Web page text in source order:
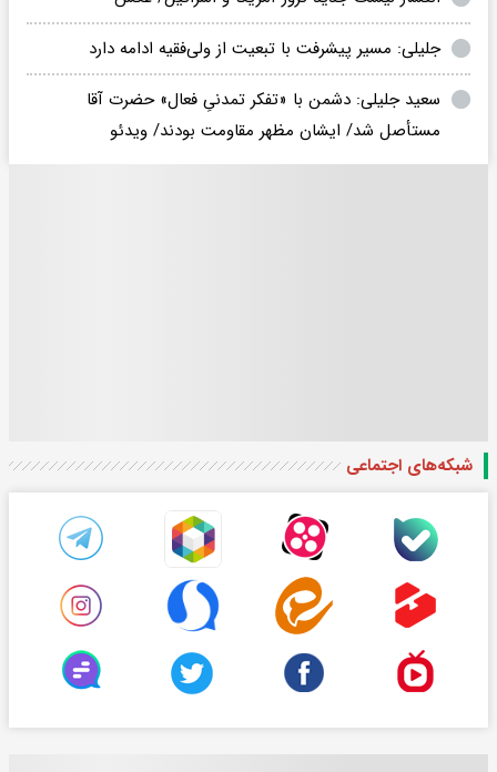
جلیلی: مسیر پیشرفت با تبعیت از ولی‌فقیه ادامه دارد
سعید جلیلی: دشمن با «تفکر تمدنیِ فعال» حضرت آقا
مستأصل شد/ ایشان مظهر مقاومت بودند/ ویدئو
شبکه‌های اجتماعی